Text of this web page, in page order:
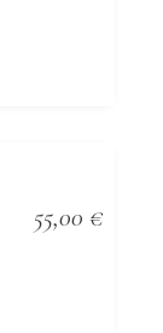
55,00 €